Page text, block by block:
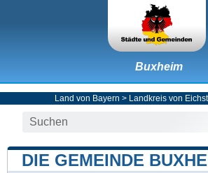
Buxheim
Land von Bayern > Landkreis von
DIE GEMEINDE